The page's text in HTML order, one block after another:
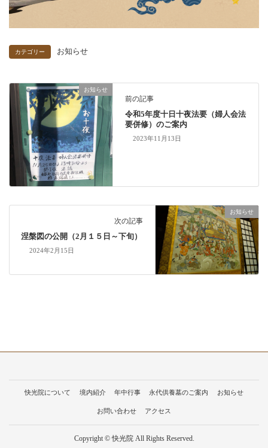
カテゴリー お知らせ
お知らせ
前の記事
令和5年度十日十夜法要（婦人会法
要併修）のご案内
2023年11月13日
お知らせ
次の記事
涅槃図の公開（2月１５日～下旬）
2024年2月15日
快光院について 境内紹介 年中行事 永代供養墓のご案内 お知らせ
お問い合わせ アクセス
Copyright © 快光院 All Rights Reserved.